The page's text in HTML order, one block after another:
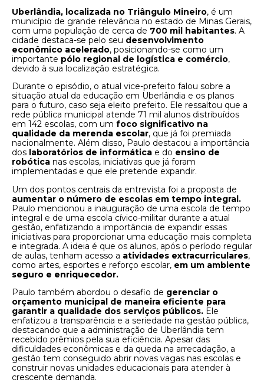
Uberlândia, localizada no Triângulo Mineiro, é um
município de grande relevância no estado de Minas Gerais,
com uma população de cerca de 700 mil habitantes. A
cidade destaca-se pelo seu desenvolvimento
econômico acelerado, posicionando-se como um
importante pólo regional de logística e comércio,
devido à sua localização estratégica.
Durante o episódio, o atual vice-prefeito falou sobre a
situação atual da educação em Uberlândia e os planos
para o futuro, caso seja eleito prefeito. Ele ressaltou que a
rede pública municipal atende 71 mil alunos distribuídos
em 142 escolas, com um foco significativo na
qualidade da merenda escolar, que já foi premiada
nacionalmente. Além disso, Paulo destacou a importância
dos laboratórios de informática e do ensino de
robótica nas escolas, iniciativas que já foram
implementadas e que ele pretende expandir.
Um dos pontos centrais da entrevista foi a proposta de
aumentar o número de escolas em tempo integral.
Paulo mencionou a inauguração de uma escola de tempo
integral e de uma escola cívico-militar durante a atual
gestão, enfatizando a importância de expandir essas
iniciativas para proporcionar uma educação mais completa
e integrada. A ideia é que os alunos, após o período regular
de aulas, tenham acesso a atividades extracurriculares,
como artes, esportes e reforço escolar, em um ambiente
seguro e enriquecedor.
Paulo também abordou o desafio de gerenciar o
orçamento municipal de maneira eficiente para
garantir a qualidade dos serviços públicos. Ele
enfatizou a transparência e a seriedade na gestão pública,
destacando que a administração de Uberlândia tem
recebido prêmios pela sua eficiência. Apesar das
dificuldades econômicas e da queda na arrecadação, a
gestão tem conseguido abrir novas vagas nas escolas e
construir novas unidades educacionais para atender à
crescente demanda.